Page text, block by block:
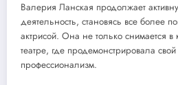
Валерия Ланская продолжает
деятельность, становясь все более
актрисой. Она не только снимается в
театре, где продемонстрировала свой
профессионализм.